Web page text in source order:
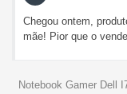
Chegou ontem,
mãe! Pior que o
Notebook Gamer Dell